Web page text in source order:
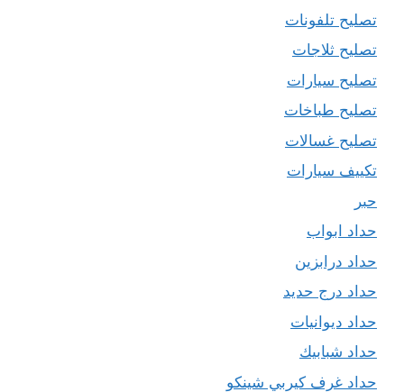
تصليح تلفونات
تصليح ثلاجات
تصليح سيارات
تصليح طباخات
تصليح غسالات
تكييف سيارات
حبر
حداد ابواب
حداد درابزين
حداد درج حديد
حداد ديوانيات
حداد شبابيك
حداد غرف كيربي شينكو